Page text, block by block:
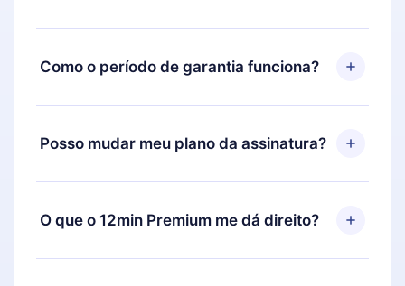
Como o período de garantia funciona?
Você pode baixar nosso aplicativo e começar a
aproveitar nossa biblioteca. Se por algum motivo
não ficar satisfeito com nossa plataforma, basta
e solicitar o reembolso do valor. Você receberá
Posso mudar meu plano da assinatura?
Sim, mas a mudança só se aplicará a partir do
próximo período de cobrança. Por exemplo, se
você decidiu mudar sua assinatura mensal para
O que o 12min Premium me dá direito?
O 12min Premium é um plano que te garante